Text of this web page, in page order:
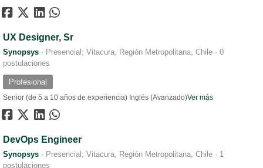
UX Designer, Sr
Synopsys · Presencial; Vitacura, Región Metropolitana, Chile · 0
postulaciones
Profesional
Senior (de 5 a 10 años de experiencia) Inglés (Avanzado)Ver más
DevOps Engineer
Synopsys · Presencial; Vitacura, Región Metropolitana, Chile · 1
postulaciones